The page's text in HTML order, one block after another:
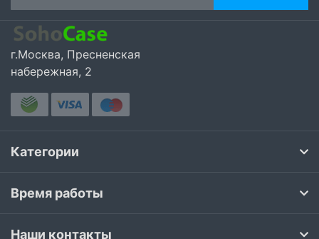
г.Москва, Пресненская
набережная, 2
Категории
Время работы
Наши контакты